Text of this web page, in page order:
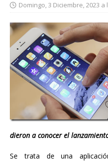
Domingo, 3 Diciembre, 2023 a
dieron a conocer el
Se trata de una